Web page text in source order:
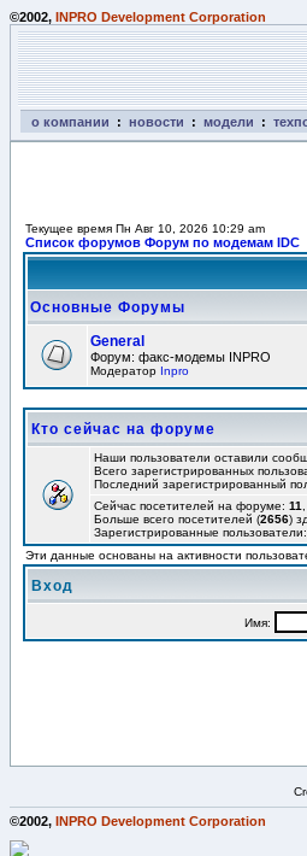
©2002, INPRO Development Corporation
о компании : новости : модели :
Текущее время Пн Авг 10, 2026 10:29 am
Список форумов Форум по модемам IDC
Основные Форумы
General
Форум: факс-модемы INPRO
Модератор Inpro
Кто сейчас на форуме
Наши пользователи оставили
Всего зарегистрированных
Последний зарегистрированный
Сейчас посетителей на форуме: 11
Больше всего посетителей (2656)
Зарегистрированные
Эти данные основаны на активности
Вход
Имя:
©2002, INPRO Development Corporation